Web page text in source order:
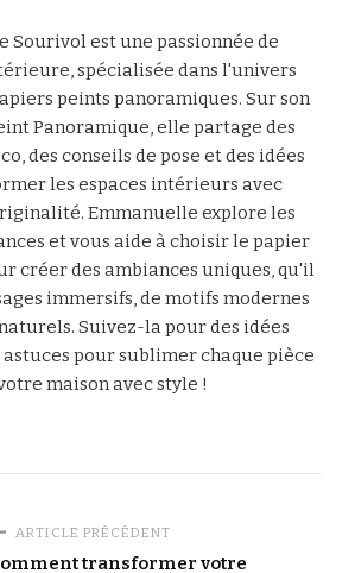
Sourivol est une passionnée de
spécialisée dans l'univers
peints panoramiques. Sur son
Panoramique, elle partage des
des conseils de pose et des idées
les espaces intérieurs avec
Emmanuelle explore les
et vous aide à choisir le papier
créer des ambiances uniques, qu'il
immersifs, de motifs modernes
Suivez-la pour des idées
pour sublimer chaque pièce
maison avec style !
ARTICLE PRÉCÉDENT
transformer votre